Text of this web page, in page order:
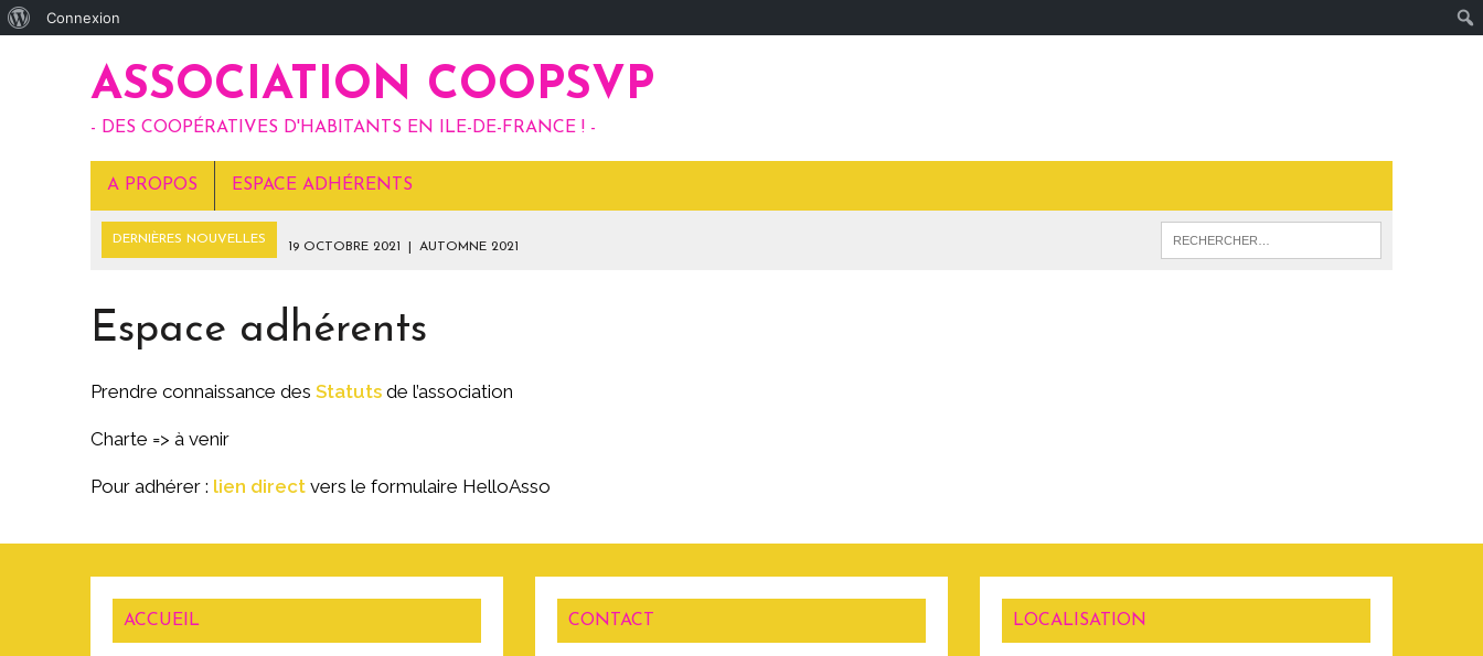
ASSOCIATION COOPSVP
- DES COOPÉRATIVES D'HABITANTS EN ILE-DE-FRANCE ! -
A PROPOS ESPACE ADHÉRENTS
DERNIÈRES NOUVELLES 19 OCTOBRE 2021 | AUTOMNE 2021
10 MAI 2021
16 AVRIL 2021
30 AVRIL 2022 PRINTEMPS 2022
Espace adhérents
Prendre connaissance des Statuts de l’association
Charte => à venir
Pour adhérer : lien direct vers le formulaire HelloAsso
ACCUEIL CONTACT LOCALISATION
WordPress
Connexion